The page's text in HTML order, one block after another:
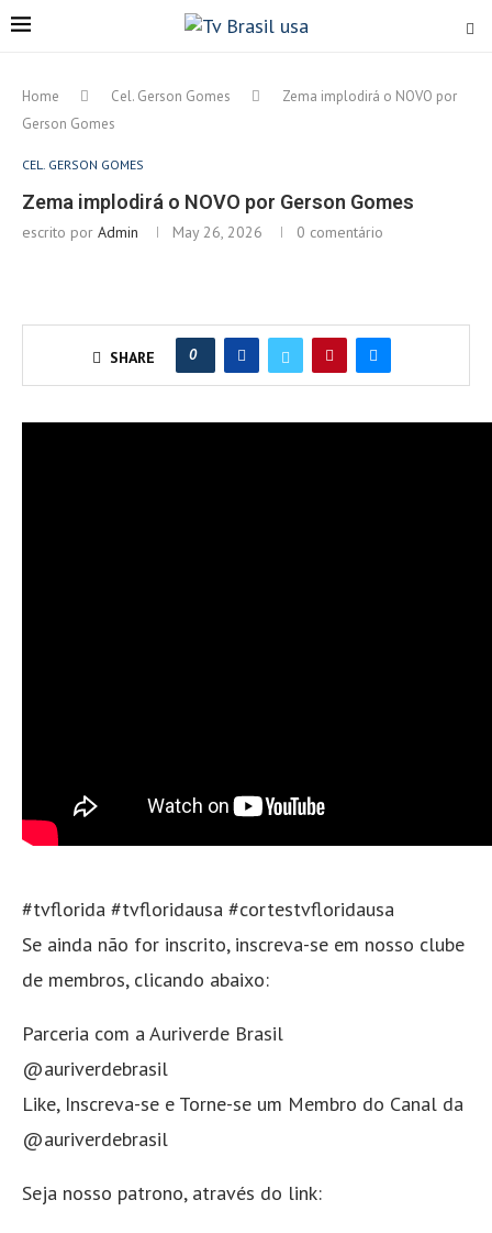
Home Cel. Gerson Gomes
Zema implodirá o NOVO por
Gerson Gomes
CEL. GERSON GOMES
Zema implodirá o NOVO por Gerson Gomes
escrito por Admin May 26, 2026 0 comentário
SHARE 0
#tvflorida #tvfloridausa #cortestvfloridausa
Se ainda não for inscrito, inscreva-se em nosso clube
de membros, clicando abaixo:
Parceria com a Auriverde Brasil
@auriverdebrasil
Like, Inscreva-se e Torne-se um Membro do Canal da
@auriverdebrasil
Seja nosso patrono, através do link: